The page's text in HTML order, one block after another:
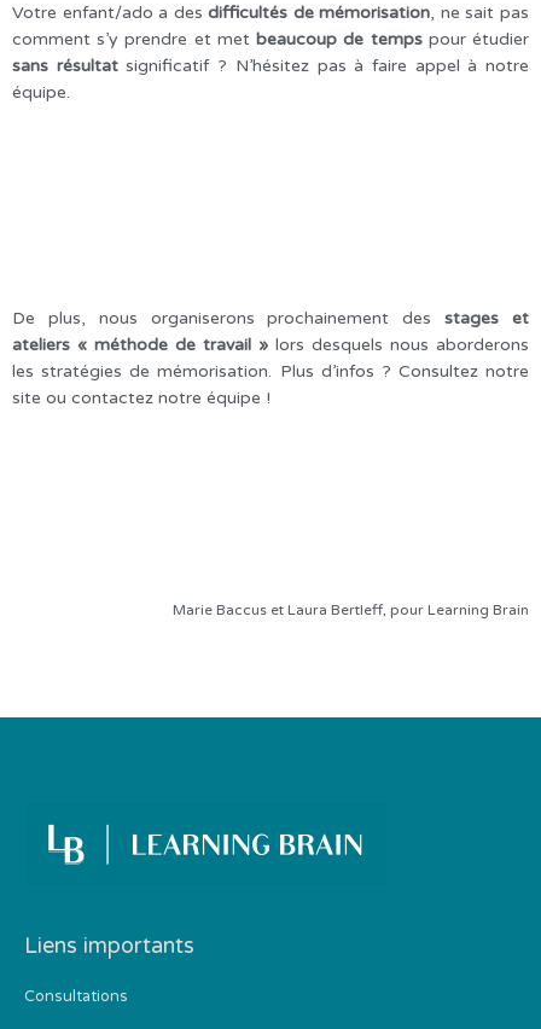
Votre enfant/ado a desdifficultés de mémorisation, ne sait pas
comment s’y prendre et metbeaucoup de tempspour étudier
sans résultatsignificatif ? N’hésitez pas à faire appel à notre
équipe.
De plus, nous organiserons prochainement desstages et
ateliers « méthode de travail » lors desquels nous aborderons
les stratégies de mémorisation. Plus d’infos ? Consultez notre
site ou contactez notre équipe !
Marie Baccus et Laura Bertleff, pour Learning Brain
Liens importants
Consultations